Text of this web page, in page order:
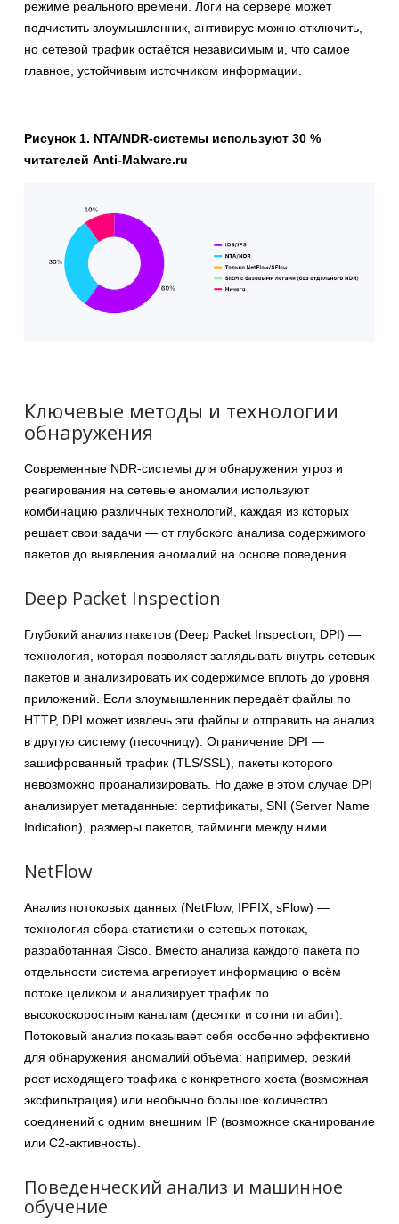
режиме реального времени. Логи на сервере может
подчистить злоумышленник, антивирус можно отключить,
но сетевой трафик остаётся независимым и, что самое
главное, устойчивым источником информации.
Рисунок 1. NTA/NDR-системы используют 30 %
читателей Anti-Malware.ru
Ключевые методы и технологии
обнаружения
Современные NDR-системы для обнаружения угроз и
реагирования на сетевые аномалии используют
комбинацию различных технологий, каждая из которых
решает свои задачи — от глубокого анализа содержимого
пакетов до выявления аномалий на основе поведения.
Deep Packet Inspection
Глубокий анализ пакетов (Deep Packet Inspection, DPI) —
технология, которая позволяет заглядывать внутрь сетевых
пакетов и анализировать их содержимое вплоть до уровня
приложений. Если злоумышленник передаёт файлы по
HTTP, DPI может извлечь эти файлы и отправить на анализ
в другую систему (песочницу). Ограничение DPI —
зашифрованный трафик (TLS/SSL), пакеты которого
невозможно проанализировать. Но даже в этом случае DPI
анализирует метаданные: сертификаты, SNI (Server Name
Indication), размеры пакетов, тайминги между ними.
NetFlow
Анализ потоковых данных (NetFlow, IPFIX, sFlow) —
технология сбора статистики о сетевых потоках,
разработанная Cisco. Вместо анализа каждого пакета по
отдельности система агрегирует информацию о всём
потоке целиком и анализирует трафик по
высокоскоростным каналам (десятки и сотни гигабит).
Потоковый анализ показывает себя особенно эффективно
для обнаружения аномалий объёма: например, резкий
рост исходящего трафика с конкретного хоста (возможная
эксфильтрация) или необычно большое количество
соединений с одним внешним IP (возможное сканирование
или C2-активность).
Поведенческий анализ и машинное
обучение